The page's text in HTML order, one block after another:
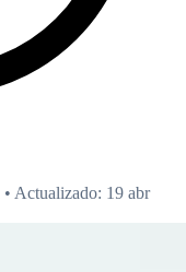
• Actualizado: 19 abr